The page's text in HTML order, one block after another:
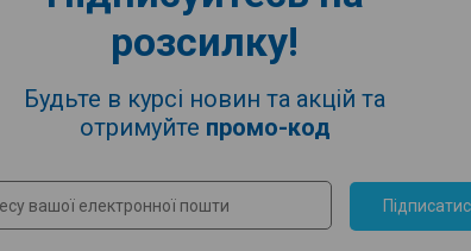
розсилку!
Будьте в курсі новин та акцій та
отримуйте промо-код